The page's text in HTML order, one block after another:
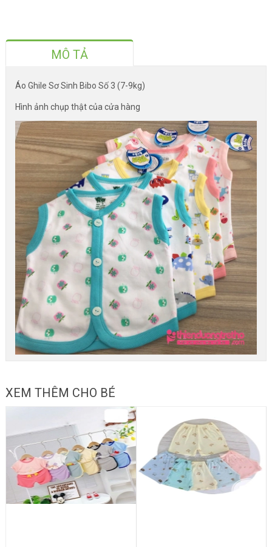
MÔ TẢ
Áo Ghile Sơ Sinh Bibo Số 3 (7-9kg)
Hình ảnh chụp thật của cửa hàng
XEM THÊM CHO BÉ